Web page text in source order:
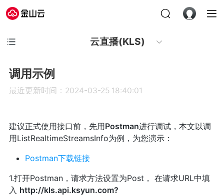
云直播(KLS)
调用示例
最近更新时间：2024-03-25 18:40:01
建议正式使用接口前，先用Postman进行调试，本文以调
用ListRealtimeStreamsInfo为例，为您演示：
Postman下载链接
1.打开Postman，请求方法设置为Post， 在请求URL中填
入 http://kls.api.ksyun.com?